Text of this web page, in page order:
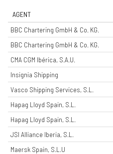
AGENT
BBC Chartering GmbH & Co. KG.
BBC Chartering GmbH & Co. KG.
CMA CGM Ibérica, S.A.U.
Insignia Shipping
Vasco Shipping Services, S.L.
Hapag Lloyd Spain, S.L.
Hapag Lloyd Spain, S.L.
JSI Alliance Iberia, S.L.
Maersk Spain, S.L.U